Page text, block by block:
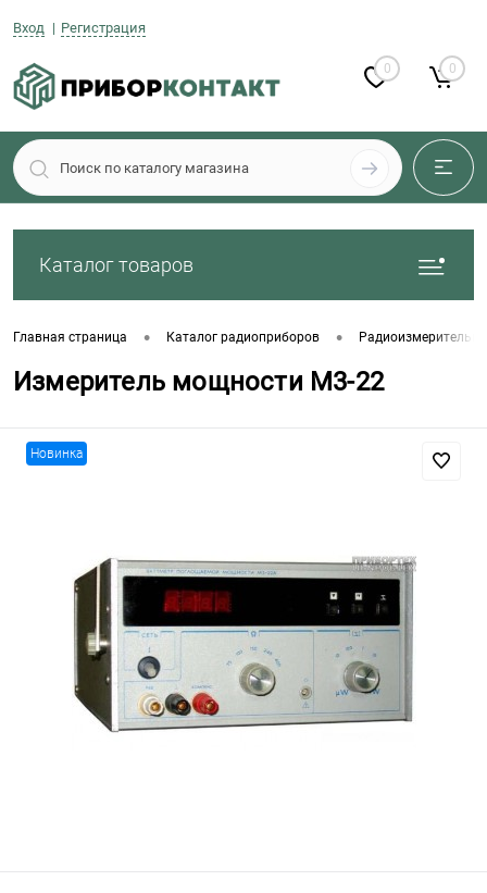
Вход Регистрация
0 0
Каталог товаров
Главная страница • Каталог радиоприборов •
Измеритель мощности М3-22
Новинка